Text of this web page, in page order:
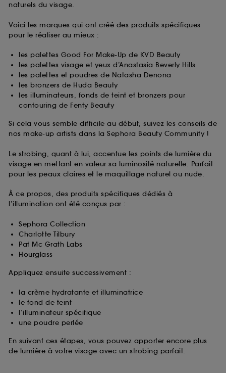
naturels du visage.
Voici les marques qui ont créé des produits spécifiques
pour le réaliser au mieux :
les palettes Good For Make-Up de KVD Beauty
les palettes visage et yeux d’Anastasia Beverly Hills
les palettes et poudres de Natasha Denona
les bronzers de Huda Beauty
les illuminateurs, fonds de teint et bronzers pour
contouring de Fenty Beauty
Si cela vous semble difficile au début, suivez les conseils de
nos make-up artists dans la Sephora Beauty Community !
Le strobing, quant à lui, accentue les points de lumière du
visage en mettant en valeur sa luminosité naturelle. Parfait
pour les peaux claires et le maquillage naturel ou nude.
À ce propos, des produits spécifiques dédiés à
l’illumination ont été conçus par :
Sephora Collection
Charlotte Tilbury
Pat Mc Grath Labs
Hourglass
Appliquez ensuite successivement :
la crème hydratante et illuminatrice
le fond de teint
l’illuminateur spécifique
une poudre perlée
En suivant ces étapes, vous pouvez apporter encore plus
de lumière à votre visage avec un strobing parfait.